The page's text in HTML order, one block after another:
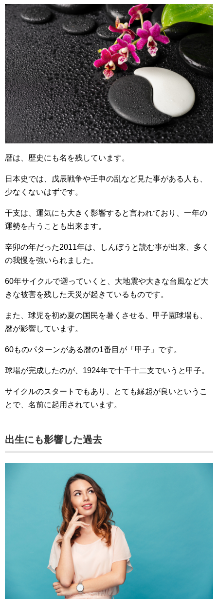
暦は、歴史にも名を残しています。
日本史では、戊辰戦争や壬申の乱など見た事がある人も、
少なくないはずです。
干支は、運気にも大きく影響すると言われており、一年の
運勢を占うことも出来ます。
辛卯の年だった2011年は、しんぼうと読む事が出来、多く
の我慢を強いられました。
60年サイクルで遡っていくと、大地震や大きな台風など大
きな被害を残した天災が起きているものです。
また、球児を初め夏の国民を暑くさせる、甲子園球場も、
暦が影響しています。
60ものパターンがある暦の1番目が「甲子」です。
球場が完成したのが、1924年で十干十二支でいうと甲子。
サイクルのスタートでもあり、とても縁起が良いというこ
とで、名前に起用されています。
出生にも影響した過去